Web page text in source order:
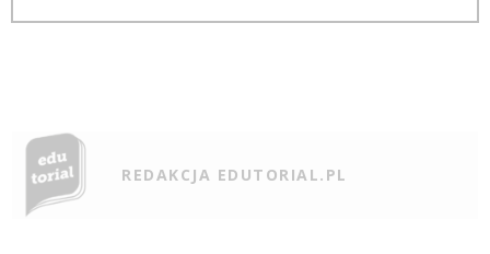
REDAKCJA EDUTORIAL.PL